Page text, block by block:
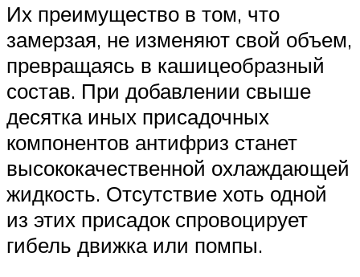
Их преимущество в том, что
замерзая, не изменяют свой объем,
превращаясь в кашицеобразный
состав. При добавлении свыше
десятка иных присадочных
компонентов антифриз станет
высококачественной охлаждающей
жидкость. Отсутствие хоть одной
из этих присадок спровоцирует
гибель движка или помпы.